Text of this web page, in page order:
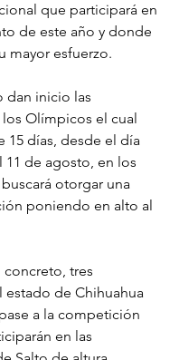
que participará en
de este año y donde
mayor esfuerzo.
dan inicio las
Olímpicos el cual
15 días, desde el día
11 de agosto, en los
otorgar una
poniendo en alto al
tres
de Chihuahua
a la competición
en las